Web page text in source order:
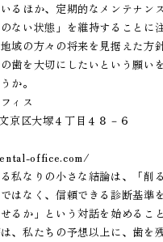
るほか、定期的なメンテナン
ない状態」を維持することに
域の方々の将来を見据えた方
歯を大切にしたいという願い
か。
ィス
京区大塚４丁目４８－６
office.com/
私なりの小さな結論は、「削
はなく、信頼できる診断基準
るか」という対話を始めるこ
、私たちの予想以上に、歯を